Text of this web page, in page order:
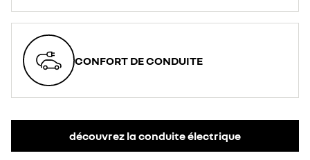
CONFORT DE CONDUITE
découvrez la conduite électrique